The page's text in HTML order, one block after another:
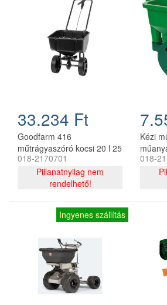
33.234 Ft
Goodfarm 416
műtrágyaszóró kocsi 20 l 25
kg teherbírás
018-2170701
Pillanatnyilag nem
rendelhető!
Kézi
018-
Ingyenes szállítás